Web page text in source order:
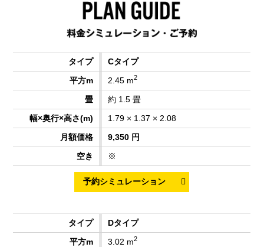
Cタイプ
2.45 m2
約 1.5 畳
1.79 × 1.37 × 2.08
9,350 円
※
Dタイプ
3.02 m2